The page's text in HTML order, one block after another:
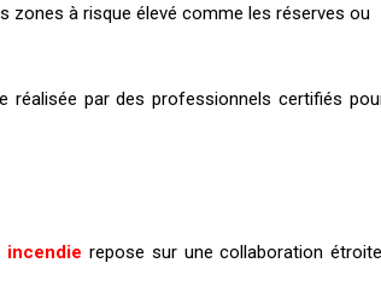
zones à risque élevé comme les réserves ou
réalisée par des professionnels certifiés
incendie repose sur une collaboration